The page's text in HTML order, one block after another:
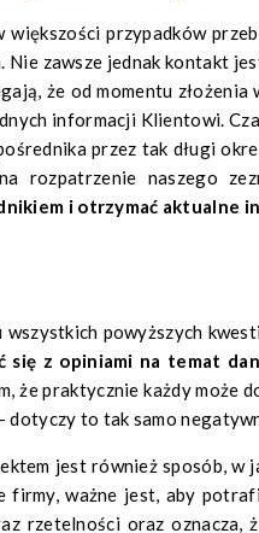
przypadków
zawsze jednak kontakt
że od momentu
informacji Klientowi.
przez tak długi
rozpatrzenie naszego
i otrzymać aktualne
wszystkich powyższych
się z opiniami na temat
że praktycznie każdy może
dotyczy to tak samo
jest również sposób,
ważne jest, aby
rzetelności oraz